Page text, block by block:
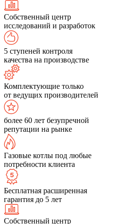
Собственный центр
исследований и разработок
5 ступеней контроля
качества на производстве
Комплектующие только
от ведущих производителей
более 60 лет безупречной
репутации на рынке
Газовые котлы под любые
потребности клиента
Бесплатная расширенная
гарантия до 5 лет
Собственный центр